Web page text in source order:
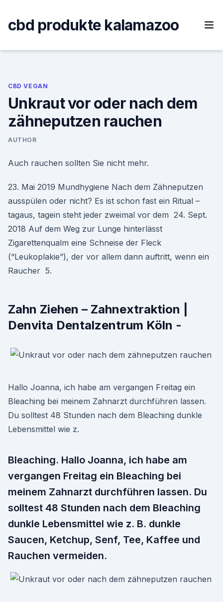
content
cbd produkte kalamazoo
CBD VEGAN
Unkraut vor oder nach dem
zähneputzen rauchen
AUTHOR
Auch rauchen sollten Sie nicht mehr.
23. Mai 2019 Mundhygiene Nach dem Zähneputzen
ausspülen oder nicht? Es ist schon fast ein Ritual –
tagaus, tagein steht jeder zweimal vor dem 24. Sept.
2018 Auf dem Weg zur Lunge hinterlässt
Zigarettenqualm eine Schneise der Fleck
(“Leukoplakie”), der vor allem dann auftritt, wenn ein
Raucher 5.
Zahn Ziehen – Zahnextraktion |
Denvita Dentalzentrum Köln -
Hallo Joanna, ich habe am vergangen Freitag ein
Bleaching bei meinem Zahnarzt durchführen lassen.
Du solltest 48 Stunden nach dem Bleaching dunkle
Lebensmittel wie z.
Bleaching. Hallo Joanna, ich habe am
vergangen Freitag ein Bleaching bei
meinem Zahnarzt durchführen lassen. Du
solltest 48 Stunden nach dem Bleaching
dunkle Lebensmittel wie z. B. dunkle
Saucen, Ketchup, Senf, Tee, Kaffee und
Rauchen vermeiden.